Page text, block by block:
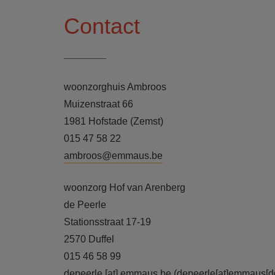
Contact
woonzorghuis Ambroos
Muizenstraat 66
1981 Hofstade (Zemst)
015 47 58 22
ambroos@emmaus.be
woonzorg Hof van Arenberg
de Peerle
Stationsstraat 17-19
2570 Duffel
015 46 58 99